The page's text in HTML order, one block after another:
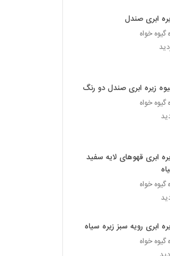
ابری صندل
گیوه خواه
زیره ابری صندل دو رنگ
گیوه خواه
ابری قهوهای لایه سفید
گیوه خواه
ابری رویه سبز زیره سیاه
گیوه خواه